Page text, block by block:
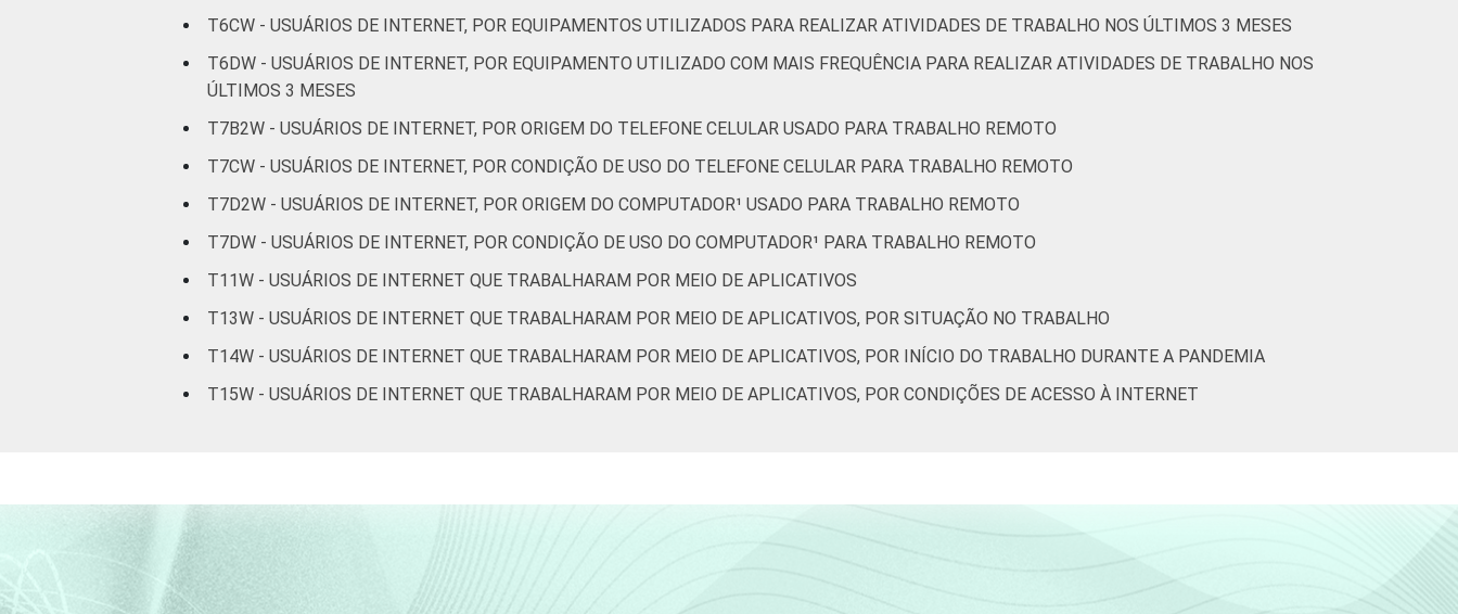
T6CW - USUÁRIOS DE INTERNET, POR EQUIPAMENTOS UTILIZADOS PARA REALIZAR ATIVIDADES DE TRABALHO NOS ÚLTIMOS 3 MESES
T6DW - USUÁRIOS DE INTERNET, POR EQUIPAMENTO UTILIZADO COM MAIS FREQUÊNCIA PARA REALIZAR ATIVIDADES DE TRABALHO NOS
ÚLTIMOS 3 MESES
T7B2W - USUÁRIOS DE INTERNET, POR ORIGEM DO TELEFONE CELULAR USADO PARA TRABALHO REMOTO
T7CW - USUÁRIOS DE INTERNET, POR CONDIÇÃO DE USO DO TELEFONE CELULAR PARA TRABALHO REMOTO
T7D2W - USUÁRIOS DE INTERNET, POR ORIGEM DO COMPUTADOR¹ USADO PARA TRABALHO REMOTO
T7DW - USUÁRIOS DE INTERNET, POR CONDIÇÃO DE USO DO COMPUTADOR¹ PARA TRABALHO REMOTO
T11W - USUÁRIOS DE INTERNET QUE TRABALHARAM POR MEIO DE APLICATIVOS
T13W - USUÁRIOS DE INTERNET QUE TRABALHARAM POR MEIO DE APLICATIVOS, POR SITUAÇÃO NO TRABALHO
T14W - USUÁRIOS DE INTERNET QUE TRABALHARAM POR MEIO DE APLICATIVOS, POR INÍCIO DO TRABALHO DURANTE A PANDEMIA
T15W - USUÁRIOS DE INTERNET QUE TRABALHARAM POR MEIO DE APLICATIVOS, POR CONDIÇÕES DE ACESSO À INTERNET